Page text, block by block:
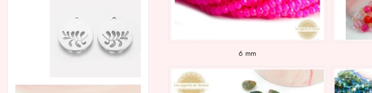
6 mm